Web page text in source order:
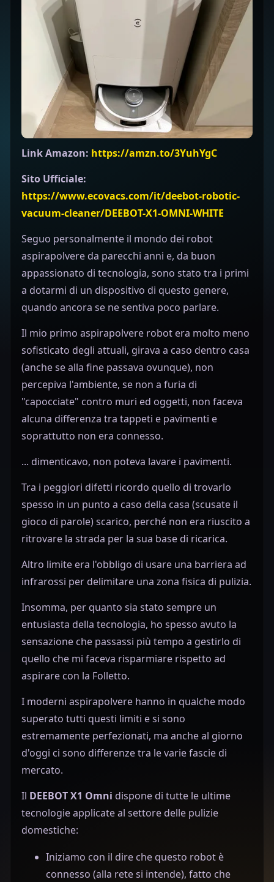
Link Amazon: https://amzn.to/3YuhYgC
Sito Ufficiale:
https://www.ecovacs.com/it/deebot-robotic-
vacuum-cleaner/DEEBOT-X1-OMNI-WHITE
Seguo personalmente il mondo dei robot
aspirapolvere da parecchi anni e, da buon
appassionato di tecnologia, sono stato tra i primi
a dotarmi di un dispositivo di questo genere,
quando ancora se ne sentiva poco parlare.
Il mio primo aspirapolvere robot era molto meno
sofisticato degli attuali, girava a caso dentro casa
(anche se alla fine passava ovunque), non
percepiva l'ambiente, se non a furia di
"capocciate" contro muri ed oggetti, non faceva
alcuna differenza tra tappeti e pavimenti e
soprattutto non era connesso.
... dimenticavo, non poteva lavare i pavimenti.
Tra i peggiori difetti ricordo quello di trovarlo
spesso in un punto a caso della casa (scusate il
gioco di parole) scarico, perché non era riuscito a
ritrovare la strada per la sua base di ricarica.
Altro limite era l'obbligo di usare una barriera ad
infrarossi per delimitare una zona fisica di pulizia.
Insomma, per quanto sia stato sempre un
entusiasta della tecnologia, ho spesso avuto la
sensazione che passassi più tempo a gestirlo di
quello che mi faceva risparmiare rispetto ad
aspirare con la Folletto.
I moderni aspirapolvere hanno in qualche modo
superato tutti questi limiti e si sono
estremamente perfezionati, ma anche al giorno
d'oggi ci sono differenze tra le varie fascie di
mercato.
Il DEEBOT X1 Omni dispone di tutte le ultime
tecnologie applicate al settore delle pulizie
domestiche:
Iniziamo con il dire che questo robot è
connesso (alla rete si intende), fatto che